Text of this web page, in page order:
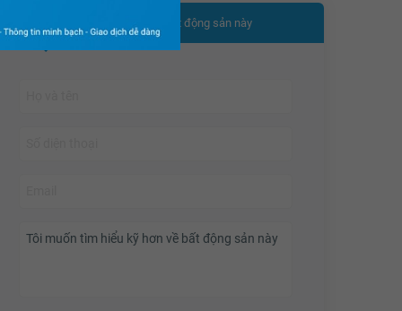
Nhận thêm thông tin bất động sản này